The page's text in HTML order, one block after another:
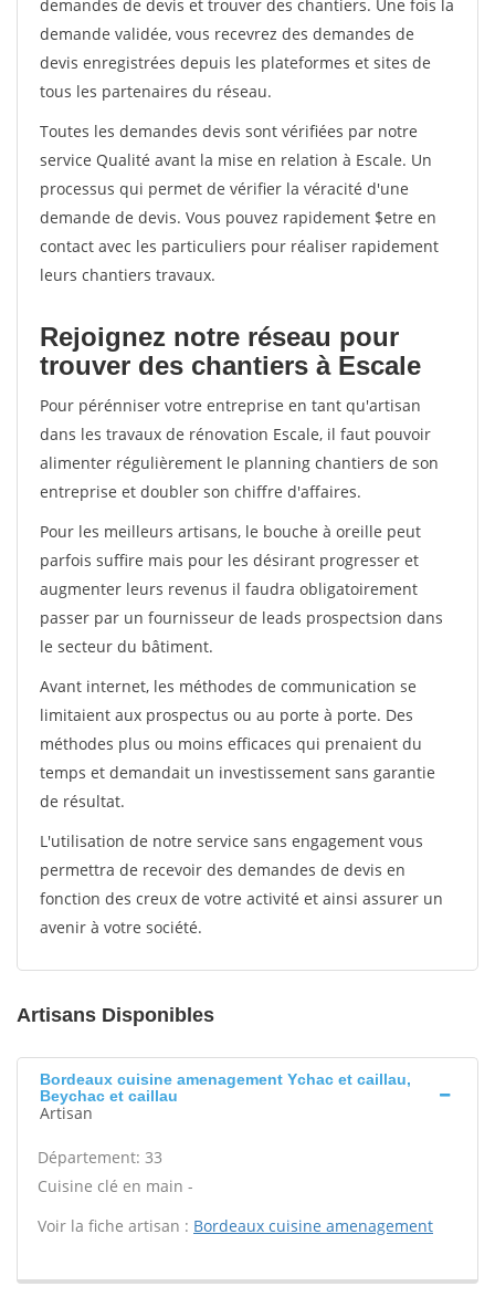
demandes de devis et trouver des chantiers. Une fois la
demande validée, vous recevrez des demandes de
devis enregistrées depuis les plateformes et sites de
tous les partenaires du réseau.
Toutes les demandes devis sont vérifiées par notre
service Qualité avant la mise en relation à Escale. Un
processus qui permet de vérifier la véracité d'une
demande de devis. Vous pouvez rapidement $etre en
contact avec les particuliers pour réaliser rapidement
leurs chantiers travaux.
Rejoignez notre réseau pour
trouver des chantiers à Escale
Pour pérénniser votre entreprise en tant qu'artisan
dans les travaux de rénovation Escale, il faut pouvoir
alimenter régulièrement le planning chantiers de son
entreprise et doubler son chiffre d'affaires.
Pour les meilleurs artisans, le bouche à oreille peut
parfois suffire mais pour les désirant progresser et
augmenter leurs revenus il faudra obligatoirement
passer par un fournisseur de leads prospectsion dans
le secteur du bâtiment.
Avant internet, les méthodes de communication se
limitaient aux prospectus ou au porte à porte. Des
méthodes plus ou moins efficaces qui prenaient du
temps et demandait un investissement sans garantie
de résultat.
L'utilisation de notre service sans engagement vous
permettra de recevoir des demandes de devis en
fonction des creux de votre activité et ainsi assurer un
avenir à votre société.
Artisans Disponibles
Bordeaux cuisine amenagement Ychac et caillau,
Beychac et caillau
Artisan
Département: 33
Cuisine clé en main -
Voir la fiche artisan : Bordeaux cuisine amenagement